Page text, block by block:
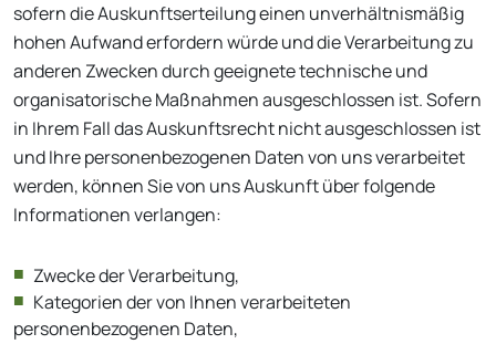
sofern die Auskunftserteilung einen unverhältnismäßig
hohen Aufwand erfordern würde und die Verarbeitung zu
anderen Zwecken durch geeignete technische und
organisatorische Maßnahmen ausgeschlossen ist. Sofern
in Ihrem Fall das Auskunftsrecht nicht ausgeschlossen ist
und Ihre personenbezogenen Daten von uns verarbeitet
werden, können Sie von uns Auskunft über folgende
Informationen verlangen:
Zwecke der Verarbeitung,
Kategorien der von Ihnen verarbeiteten
personenbezogenen Daten,